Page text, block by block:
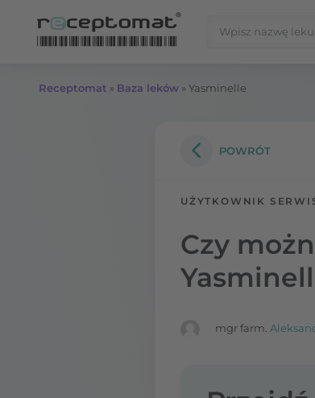
Receptomat » Baza leków » Yasminelle
POWRÓT
UŻYTKOWNIK
Czy
mgr farm.